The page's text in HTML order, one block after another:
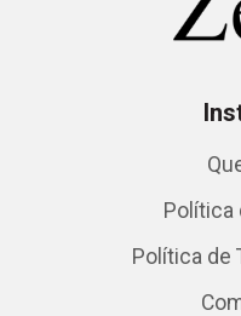
Política
Política de